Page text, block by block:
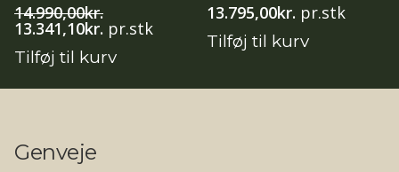
14.990,00kr.
Den
oprindelige
pris
14.990,00kr..
13.341,10kr. Den
aktuelle
pris
13.341,10kr..
pr.stk
Tilføj til kurv
13.795,00kr. pr.stk
Tilføj til kurv
Genveje